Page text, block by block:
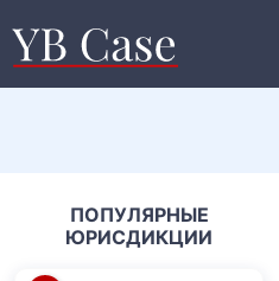
ПОПУЛЯРНЫЕ
ЮРИСДИКЦИИ